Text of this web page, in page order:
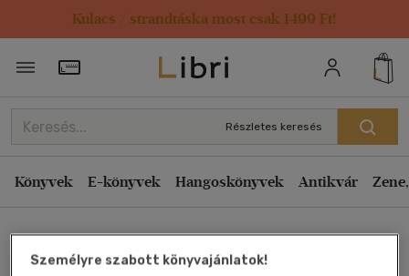
Kulacs / strandtáska most csak 1499 Ft!
Törzsvásárlói Kártya adatai
Részletes keresés
Könyvek E-könyvek Hangoskönyvek Antikvár
Kathy Henderson
Rendezés
Kiadás éve szerint csökkenő
Ár szerint csökkenő
Eladott darabszám szerint csökkenő
Eladott darabszám szerint növekvő
Személyre szabott könyvajánlatok!